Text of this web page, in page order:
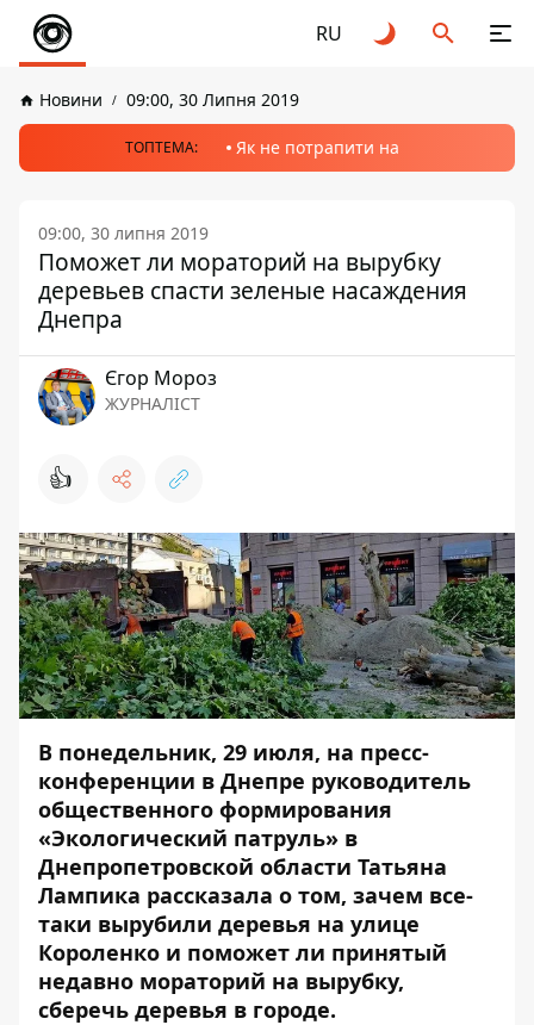
RU
Новини 09:00, 30 Липня 2019
ТОПТЕМА: Як не потрапити на
09:00, 30 липня 2019
Поможет ли мораторий на вырубку
деревьев спасти зеленые насаждения
Днепра
Єгор Мороз
ЖУРНАЛІСТ
👍
В понедельник, 29 июля, на пресс-
конференции в Днепре руководитель
общественного формирования
«Экологический патруль» в
Днепропетровской области Татьяна
Лампика рассказала о том, зачем все-
таки вырубили деревья на улице
Короленко и поможет ли принятый
недавно мораторий на вырубку,
сберечь деревья в городе.